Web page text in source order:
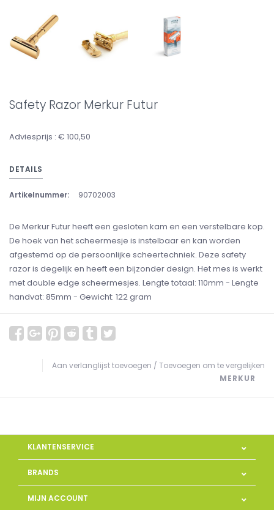
Safety Razor Merkur Futur
Adviesprijs : € 100,50
DETAILS
Artikelnummer: 90702003
De Merkur Futur heeft een gesloten kam en een verstelbare kop.
De hoek van het scheermesje is instelbaar en kan worden
afgestemd op de persoonlijke scheertechniek. Deze safety
razor is degelijk en heeft een bijzonder design. Het mes is werkt
met double edge scheermesjes. Lengte totaal: 110mm - Lengte
handvat: 85mm - Gewicht: 122 gram
Aan verlanglijst toevoegen / Toevoegen om te vergelijken
MERKUR
KLANTENSERVICE
BRANDS
MIJN ACCOUNT